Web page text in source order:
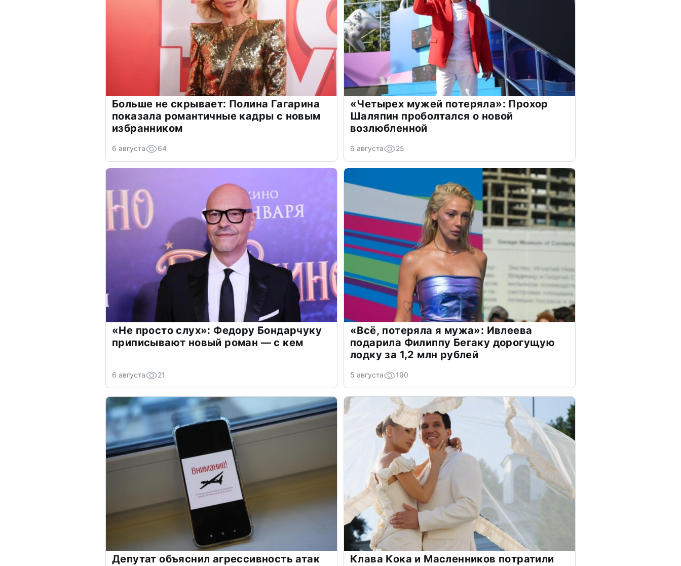
Больше не скрывает: Полина Гагарина
показала романтичные кадры с новым
избранником
6 августа 64
«Четырех мужей потеряла»: Прохор
Шаляпин проболтался о новой
возлюбленной
6 августа 25
«Не просто слух»: Федору Бондарчуку
приписывают новый роман — с кем
6 августа 21
«Всё, потеряла я мужа»: Ивлеева
подарила Филиппу Бегаку дорогущую
лодку за 1,2 млн рублей
5 августа 190
Депутат объяснил агрессивность атак
Клава Кока и Масленников потратили